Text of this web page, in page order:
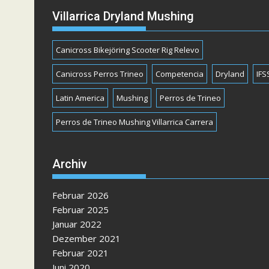
Villarrica Dryland Mushing
Canicross Bikejöring Scooter Rig Relevo
Canicross Perros Trineo Competencia Dryland
Latin America Mushing Perros de Trineo
Perros de Trineo Mushing Villarrica Carrera
Archiv
Februar 2026
Februar 2025
Januar 2022
Dezember 2021
Februar 2021